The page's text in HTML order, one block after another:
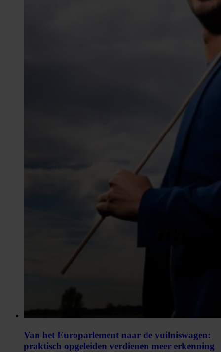
Van het Europarlement naar de vuilniswagen:
praktisch opgeleiden verdienen meer erkenning